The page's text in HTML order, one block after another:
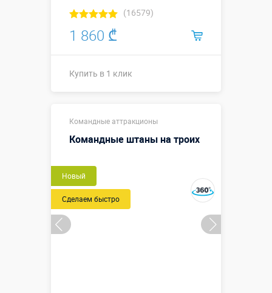
(16579)
1 860 ₾
Купить в 1 клик
Командные аттракционы
Командные штаны на троих
Новый
Сделаем быстро